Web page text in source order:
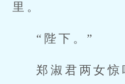
里。
“陛下。”
郑淑君两女惊